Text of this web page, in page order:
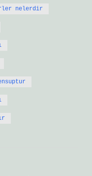
nelerdir